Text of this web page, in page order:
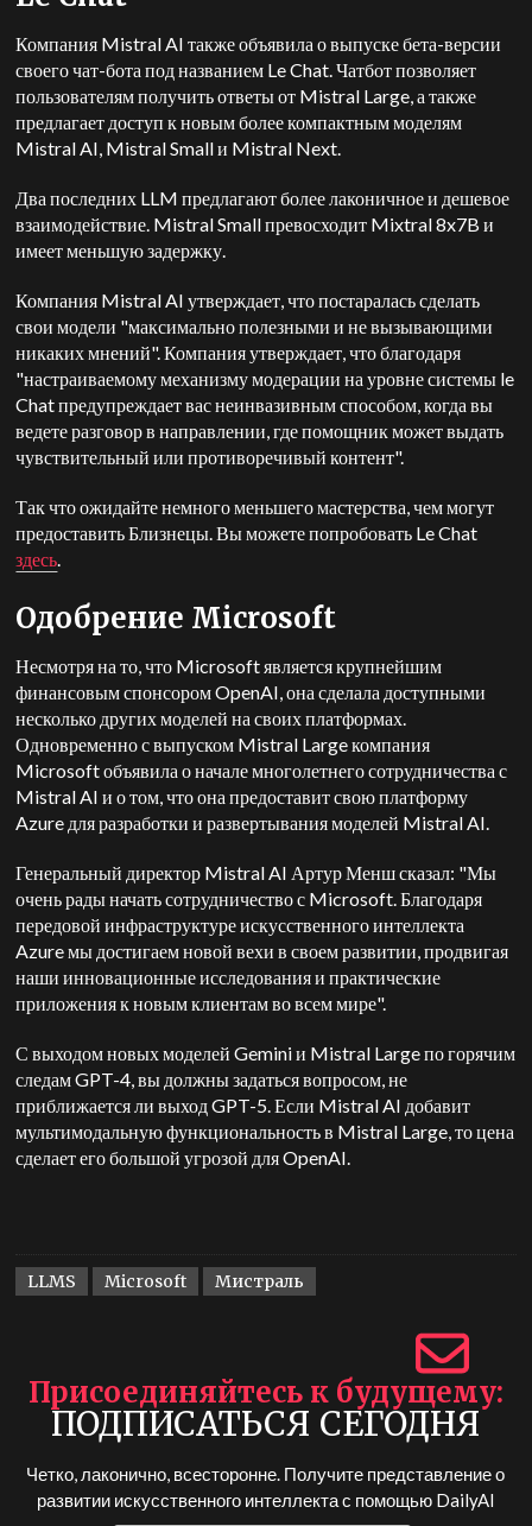
Компания Mistral AI также объявила о выпуске бета-версии
своего чат-бота под названием Le Chat. Чатбот позволяет
пользователям получить ответы от Mistral Large, а также
предлагает доступ к новым более компактным моделям
Mistral AI, Mistral Small и Mistral Next.
Два последних LLM предлагают более лаконичное и дешевое
взаимодействие. Mistral Small превосходит Mixtral 8x7B и
имеет меньшую задержку.
Компания Mistral AI утверждает, что постаралась сделать
свои модели "максимально полезными и не вызывающими
никаких мнений". Компания утверждает, что благодаря
"настраиваемому механизму модерации на уровне системы le
Chat предупреждает вас неинвазивным способом, когда вы
ведете разговор в направлении, где помощник может выдать
чувствительный или противоречивый контент".
Так что ожидайте немного меньшего мастерства, чем могут
предоставить Близнецы. Вы можете попробовать Le Chat
здесь.
Одобрение Microsoft
Несмотря на то, что Microsoft является крупнейшим
финансовым спонсором OpenAI, она сделала доступными
несколько других моделей на своих платформах.
Одновременно с выпуском Mistral Large компания
Microsoft объявила о начале многолетнего сотрудничества с
Mistral AI и о том, что она предоставит свою платформу
Azure для разработки и развертывания моделей Mistral AI.
Генеральный директор Mistral AI Артур Менш сказал: "Мы
очень рады начать сотрудничество с Microsoft. Благодаря
передовой инфраструктуре искусственного интеллекта
Azure мы достигаем новой вехи в своем развитии, продвигая
наши инновационные исследования и практические
приложения к новым клиентам во всем мире".
С выходом новых моделей Gemini и Mistral Large по горячим
следам GPT-4, вы должны задаться вопросом, не
приближается ли выход GPT-5. Если Mistral AI добавит
мультимодальную функциональность в Mistral Large, то цена
сделает его большой угрозой для OpenAI.
LLMS Microsoft Мистраль
Присоединяйтесь к будущему
ПОДПИСАТЬСЯ СЕГОДНЯ
Четко, лаконично, всесторонне. Получите представление о
развитии искусственного интеллекта с помощью DailyAI